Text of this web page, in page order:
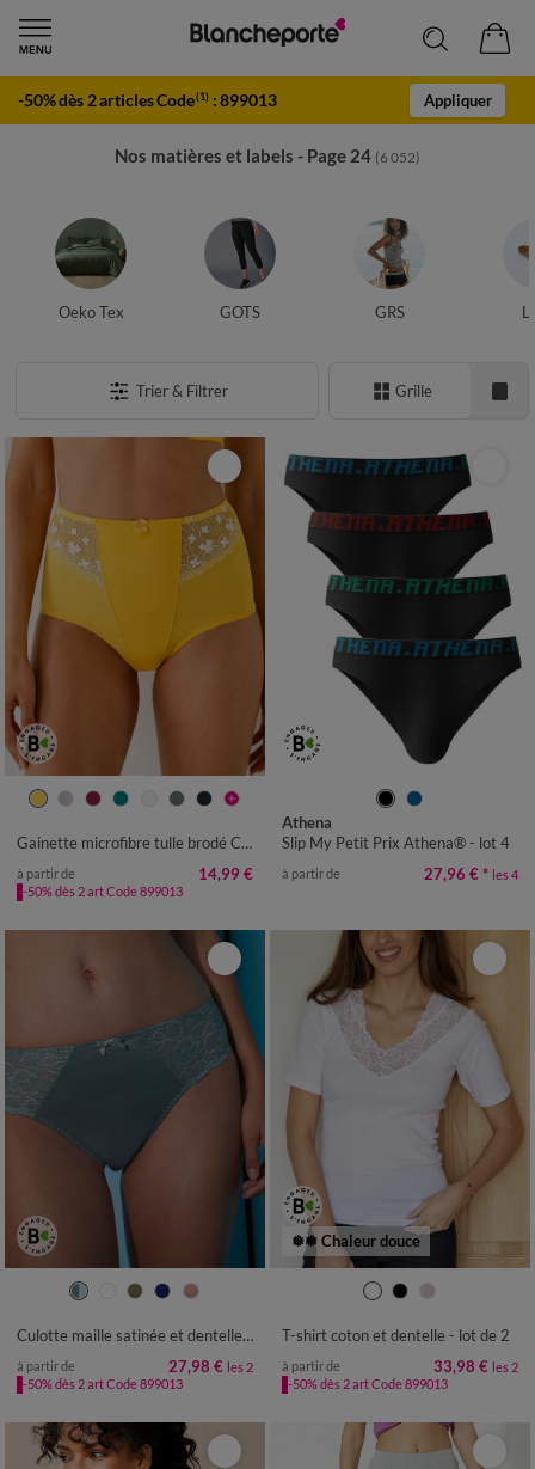
-50% dès 2 articles Code(1) :899013 Appliquer
Nos matières et labels - Page 24 (6 052)
Oeko Tex GOTS GRS
Trier & Filtrer Grille
38/40 42/44 46/48
50/52
Gainette microfibre tulle brodé Caminata
à partir de 14,99 €
-50% dès 2 art Code 899013
XL XXL
Athena
Slip My Petit Prix Athena® - lot 4
à partir de 27,96 € * les 4
34/36 38/40 42/44 46/48
Culotte maille satinée et dentelle Avila - lot de 2
à partir de 27,98 € les 2
-50% dès 2 art Code 899013
❅❅ Chaleur douce
42/44 46/48
T-shirt coton et dentelle - lot de 2
à partir de 33,98 € les 2
-50% dès 2 art Code 899013